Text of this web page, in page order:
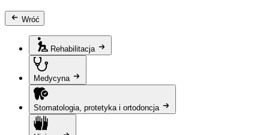
Wróć
Rehabilitacja
Medycyna
Stomatologia, protetyka i ortodoncja